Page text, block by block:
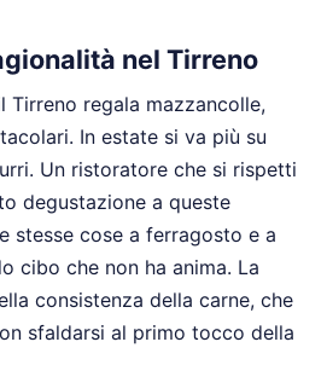
nel Tirreno
Tirreno regala mazzancolle,
In estate si va più su
Un ristoratore che si rispetti
degustazione a queste
stesse cose a ferragosto e a
cibo che non ha anima. La
consistenza della carne, che
sfaldarsi al primo tocco della